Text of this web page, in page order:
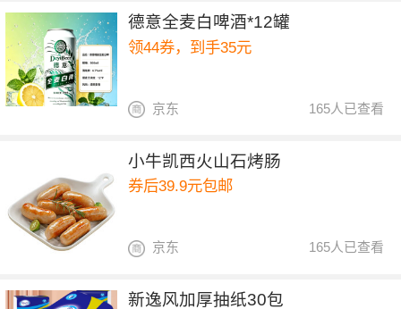
德意全麦白啤酒*12罐
领44券，到手35元
165人已查看
京东
小牛凯西火山石烤肠
券后39.9元包邮
165人已查看
京东
新逸风加厚抽纸30包